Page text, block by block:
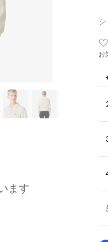
ます
シ
お